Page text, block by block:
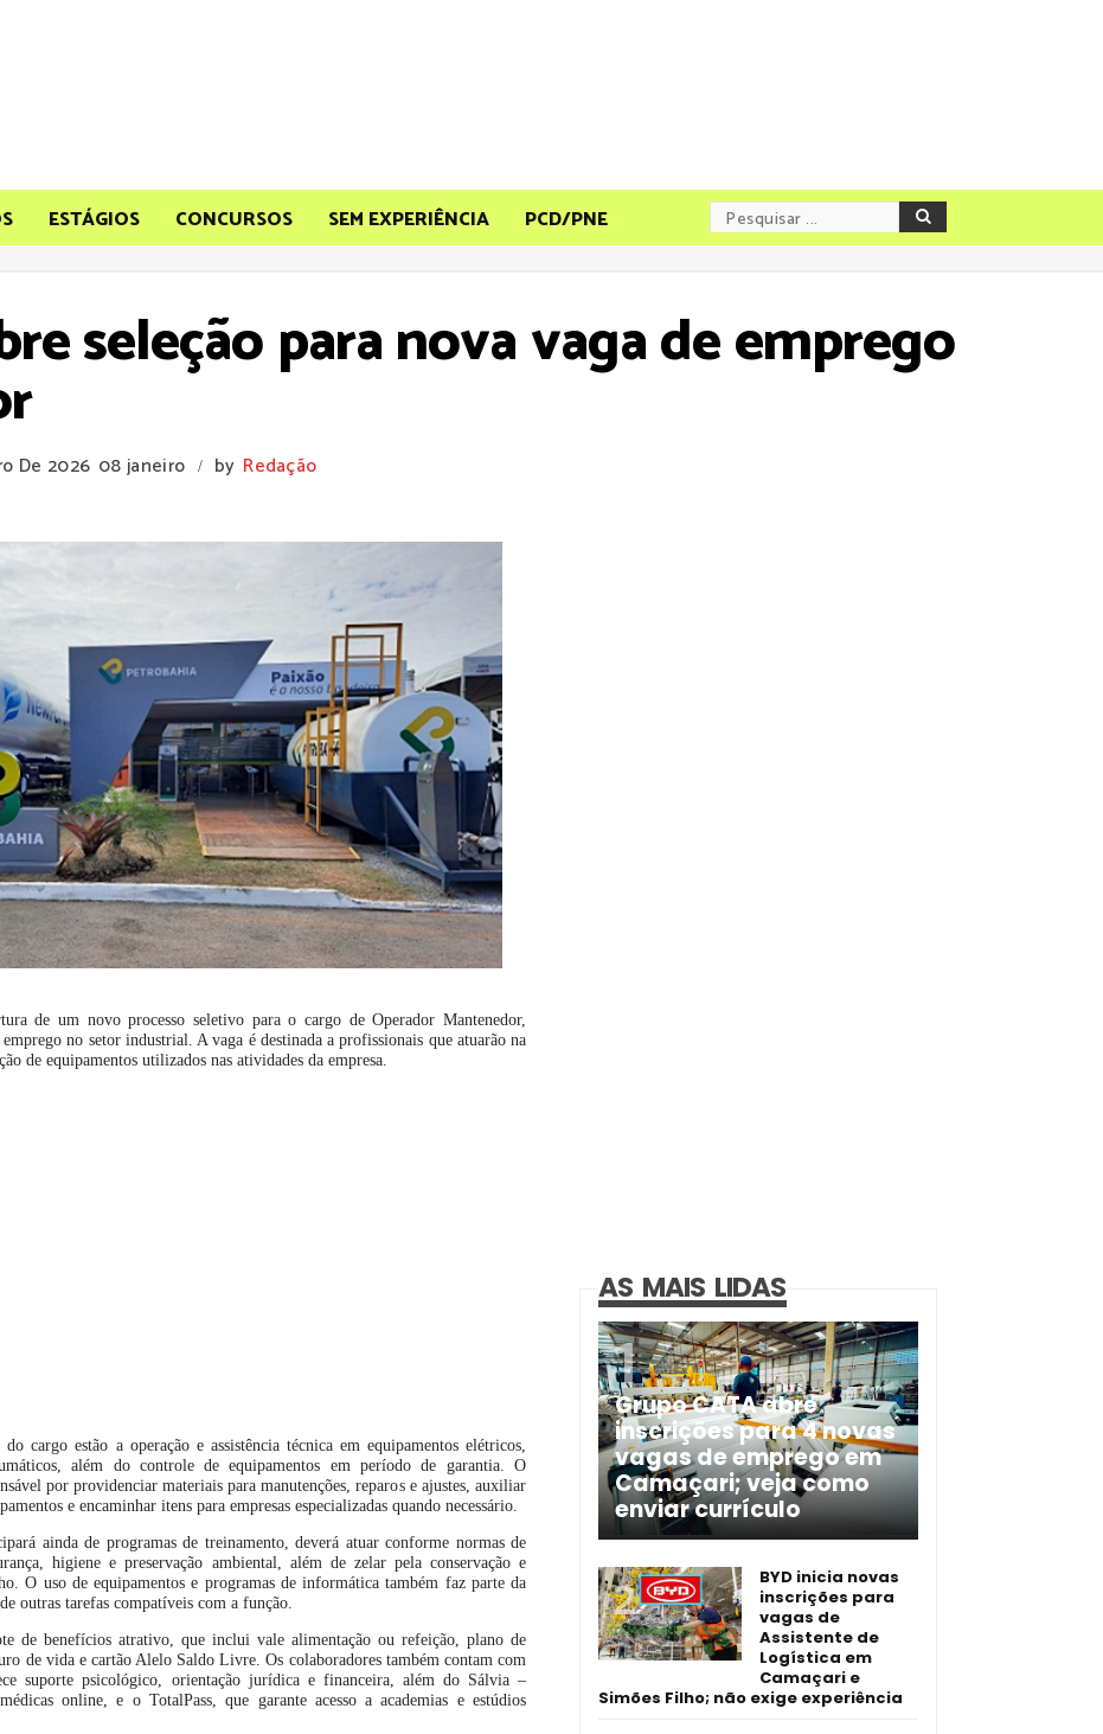
ESTÁGIOS CONCURSOS SEM EXPERIÊNCIA PCD/PNE
seleção para nova vaga de emprego
De 2026 08 janeiro / by Redação
de um novo processo seletivo para o cargo de Operador Mantenedor,
no setor industrial. A vaga é destinada a profissionais que atuarão na
de equipamentos utilizados nas atividades da empresa.
cargo estão a operação e assistência técnica em equipamentos elétricos,
além do controle de equipamentos em período de garantia. O
por providenciar materiais para manutenções, reparos e ajustes, auxiliar
e encaminhar itens para empresas especializadas quando necessário.
ainda de programas de treinamento, deverá atuar conforme normas de
higiene e preservação ambiental, além de zelar pela conservação e
O uso de equipamentos e programas de informática também faz parte da
outras tarefas compatíveis com a função.
de benefícios atrativo, que inclui vale alimentação ou refeição, plano de
de vida e cartão Alelo Saldo Livre. Os colaboradores também contam com
suporte psicológico, orientação jurídica e financeira, além do Sálvia –
online, e o TotalPass, que garante acesso a academias e estúdios
AS MAIS LIDAS
Grupo CATA abre
inscrições para 4 novas
vagas de emprego em
Camaçari; veja como
enviar currículo
BYD inicia novas
inscrições para
vagas de
Assistente de
Logística em
Camaçari e
Simões Filho; não exige experiência